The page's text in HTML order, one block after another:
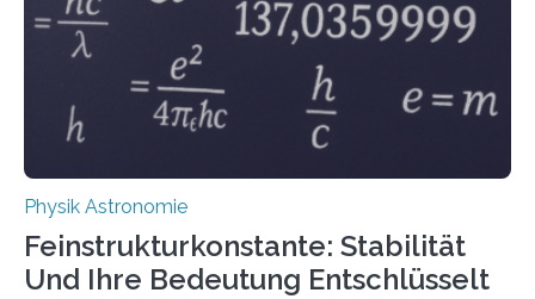
Physik Astronomie
Feinstrukturkonstante: Stabilität
Und Ihre Bedeutung Entschlüsselt